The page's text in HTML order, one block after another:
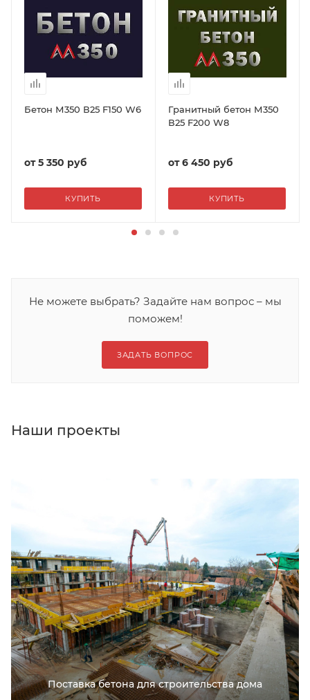
РАССЧИТАТЬ ДОСТАВКУ
Бетон М350 В25 F150 W6
от5 350 руб
КУПИТЬ
Гранитный бетон М350
В25 F200 W8
от6 450 руб
КУПИТЬ
Не можете выбрать? Задайте нам вопрос – мы
поможем!
ЗАДАТЬ ВОПРОС
Наши проекты
Поставка бетона для строительства дома